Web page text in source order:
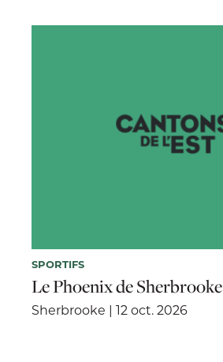
SPORTIFS
Le Phoenix de Sherbrooke
Sherbrooke | 12 oct. 2026